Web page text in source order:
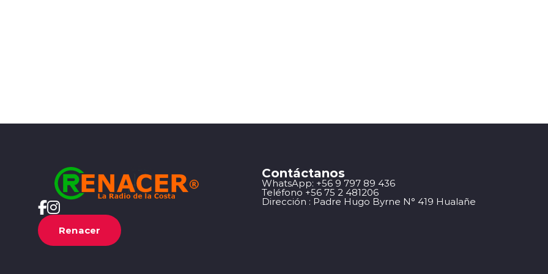
Renacer
Contáctanos
WhatsApp: +56 9 797 89 436
Teléfono +56 75 2 481206
Dirección : Padre Hugo Byrne N° 419 Hualañe